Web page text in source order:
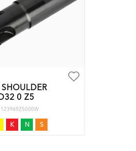
0 Z5
K N S